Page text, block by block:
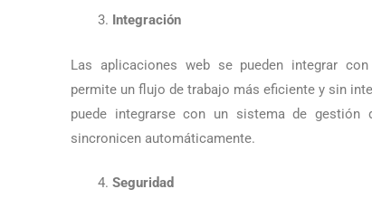
Integración
Las aplicaciones web se pueden integrar
permite un flujo de trabajo más eficiente y sin
puede integrarse con un sistema de
sincronicen automáticamente.
Seguridad